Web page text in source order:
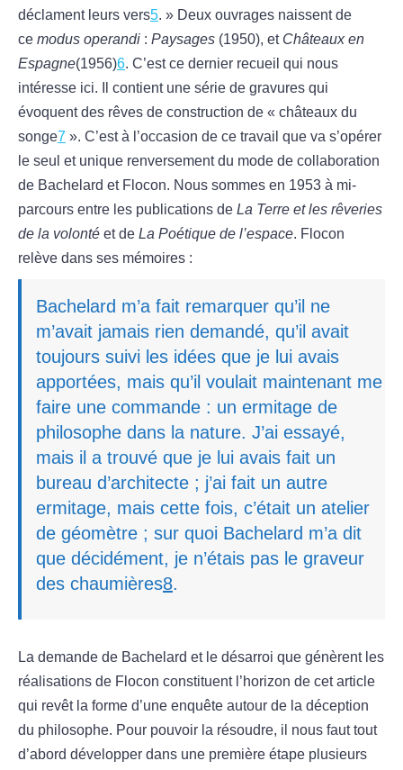
déclament leurs vers5. » Deux ouvrages naissent de
ce modus operandi : Paysages (1950), et Châteaux en
Espagne(1956)6. C’est ce dernier recueil qui nous
intéresse ici. Il contient une série de gravures qui
évoquent des rêves de construction de « châteaux du
songe7 ». C’est à l’occasion de ce travail que va s’opérer
le seul et unique renversement du mode de collaboration
de Bachelard et Flocon. Nous sommes en 1953 à mi-
parcours entre les publications de La Terre et les rêveries
de la volonté et de La Poétique de l’espace. Flocon
relève dans ses mémoires :
Bachelard m’a fait remarquer qu’il ne
m’avait jamais rien demandé, qu’il avait
toujours suivi les idées que je lui avais
apportées, mais qu’il voulait maintenant me
faire une commande : un ermitage de
philosophe dans la nature. J’ai essayé,
mais il a trouvé que je lui avais fait un
bureau d’architecte ; j’ai fait un autre
ermitage, mais cette fois, c’était un atelier
de géomètre ; sur quoi Bachelard m’a dit
que décidément, je n’étais pas le graveur
des chaumières8.
La demande de Bachelard et le désarroi que génèrent les
réalisations de Flocon constituent l’horizon de cet article
qui revêt la forme d’une enquête autour de la déception
du philosophe. Pour pouvoir la résoudre, il nous faut tout
d’abord développer dans une première étape plusieurs